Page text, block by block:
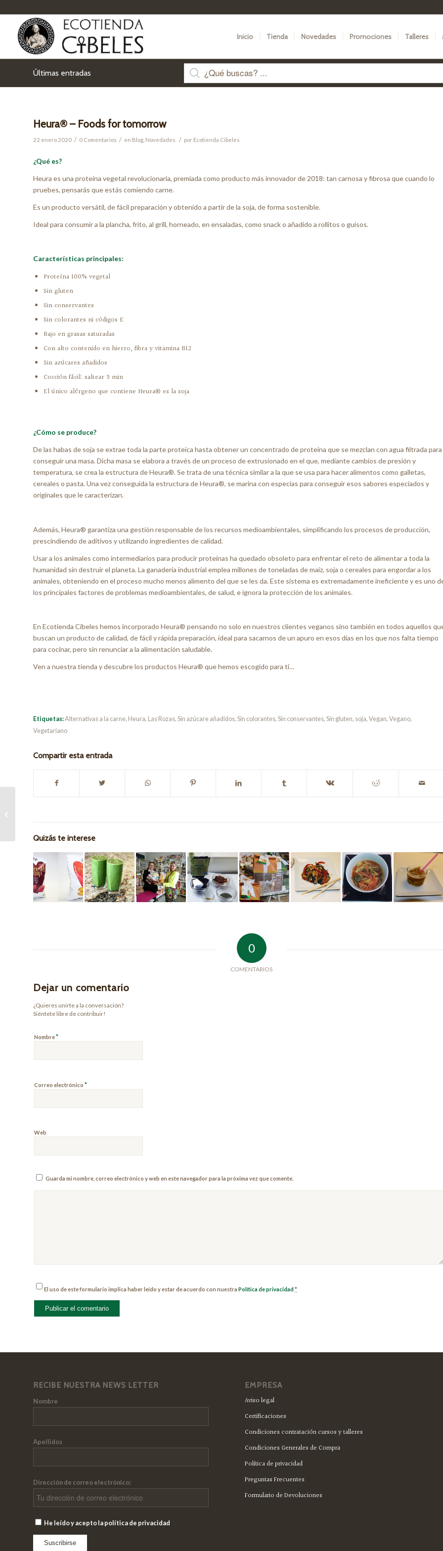
Inicio Tienda Novedades Promociones Talleres
Últimas entradas
Heura® – Foods for tomorrow
22 enero 2020 / 0 Comentarios / en Blog Novedades / por Ecotienda Cibeles
¿Qué es?
Heura es una proteína vegetal revolucionaria, premiada como producto más innovador de 2018: tan carnosa y fibrosa que cuando lo
pruebes, pensarás que estás comiendo carne.
Es un producto versátil, de fácil preparación y obtenido a partir de la soja, de forma sostenible.
Ideal para consumir a la plancha, frito, al grill, horneado, en ensaladas, como snack o añadido a rollitos o guisos.
Características principales:
Proteína 100% vegetal
Sin gluten
Sin conservantes
Sin colorantes ni códigos E
Bajo en grasas saturadas
Con alto contenido en hierro, fibra y vitamina B12
Sin azúcares añadidos
Cocción fácil: saltear 5 min
El único alérgeno que contiene Heura® es la soja
¿Cómo se produce?
De las habas de soja se extrae toda la parte proteica hasta obtener un concentrado de proteína que se mezclan con agua filtrada para
conseguir una masa. Dicha masa se elabora a través de un proceso de extrusionado en el que, mediante cambios de presión y
temperatura, se crea la estructura de Heura®. Se trata de una técnica similar a la que se usa para hacer alimentos como galletas,
cereales o pasta. Una vez conseguida la estructura de Heura®, se marina con especias para conseguir esos sabores especiados y
originales que le caracterizan.
Además, Heura® garantiza una gestión responsable de los recursos medioambientales, simplificando los procesos de producción,
prescindiendo de aditivos y utilizando ingredientes de calidad.
Usar a los animales como intermediarios para producir proteínas ha quedado obsoleto para enfrentar el reto de alimentar a toda la
humanidad sin destruir el planeta. La ganadería industrial emplea millones de toneladas de maíz, soja o cereales para engordar a los
animales, obteniendo en el proceso mucho menos alimento del que se les da. Este sistema es extremadamente ineficiente y es uno
los principales factores de problemas medioambientales, de salud, e ignora la protección de los animales.
En Ecotienda Cibeles hemos incorporado Heura® pensando no solo en nuestros clientes veganos sino también en todos aquellos
buscan un producto de calidad, de fácil y rápida preparación, ideal para sacarnos de un apuro en esos días en los que nos falta tiempo
para cocinar, pero sin renunciar a la alimentación saludable.
Ven a nuestra tienda y descubre los productos Heura® que hemos escogido para ti…
Etiquetas:Alternativas a la carne, Heura, Las Rozas, Sin azúcare añadidos, Sin colorantes, Sin conservantes, Sin gluten, soja, Vegan, Vegano,
Vegetariano
Compartir esta entrada
Quizás te interese
0
COMENTARIOS
Dejar un comentario
¿Quieres unirte a la conversación?
Siéntete libre de contribuir!
Nombre*
Correo electrónico *
Web
Guarda mi nombre, correo electrónico y web en este navegador para la próxima vez que comente.
El uso de este formulario implica haber leído y estar de acuerdo con nuestra Política de privacidad *
RECIBE NUESTRA NEWS LETTER
Nombre
Apellidos
Dirección de correo electrónico:
He leído y acepto la política de privacidad
EMPRESA
Aviso legal
Certificaciones
Condiciones contratación cursos y talleres
Condiciones Generales de Compra
Política de privacidad
Preguntas Frecuentes
Formulario de Devoluciones